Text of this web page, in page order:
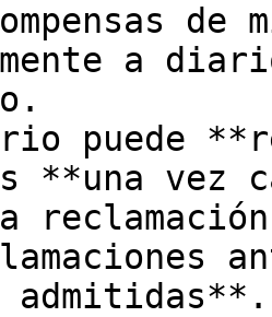
de
a
puede
**una
admitidas**.